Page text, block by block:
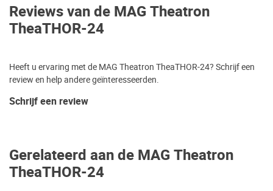
Reviews van de MAG Theatron
TheaTHOR-24
Heeft u ervaring met de MAG Theatron TheaTHOR-24? Schrijf een
review en help andere geïnteresseerden.
Schrijf een review
Gerelateerd aan de MAG Theatron
TheaTHOR-24